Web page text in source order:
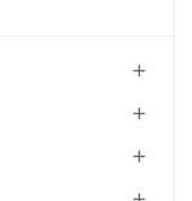


